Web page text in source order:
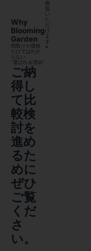
Why
Blooming
Garden
間取りや価格
だけではわか
らない
“選ばれる理由”
ご納
得し
て比
較検
討を
進め
るた
めに
ぜひ
ご覧
くだ
さ
い。
御
覧
い
た
だ
け
ま
す
※